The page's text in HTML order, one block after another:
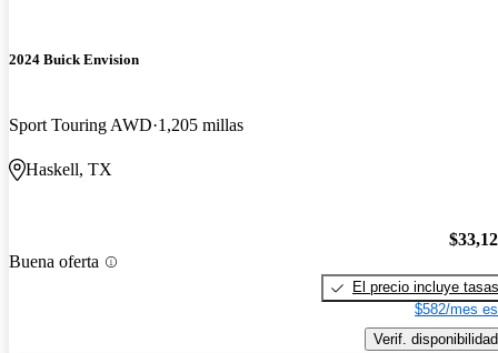
2024 Buick Envision
Sport Touring AWD 1,205 millas
Haskell, TX
Buena oferta
El precio incluye tasas
$582/mes
Verif. disponibilidad